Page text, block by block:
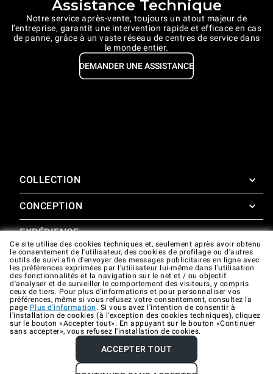
Assistance Technique
Notre service après-vente, toujours un atout majeur de
l'entreprise, garantit une intervention rapide et efficace en cas
de panne, grâce à un vaste réseau de centres de service dans
le monde entier.
DEMANDER UNE ASSISTANCE
COLLECTION
SuperOven
Accessoires
CONCEPTION
Design Lounge
Téléchargements
Galerie
EXPÉRIENCE
SuperOven Experience
Unox Casa App
SOUTIEN
Garantie
Assistance technique
Contacts
Company data Cookie policy
Ce site utilise des cookies techniques et, seulement après avoir obtenu
le consentement de l'utilisateur, des cookies de profilage ou d'autres
outils de suivi afin d'envoyer des messages publicitaires en ligne avec
les préférences exprimées par l'utilisateur lui-même dans l'utilisation
des fonctionnalités et la navigation sur le net et / ou objectif
d'analyser et de surveiller le comportement des visiteurs, y compris
ceux de tiers. Pour plus d'informations et pour personnaliser vos
préférences, même si vous refusez votre consentement, consultez la
page Plus d'information . Si vous avez l'intention de consentir à
l'installation de cookies (à l'exception des cookies techniques), cliquez
sur le bouton «Accepter tout». En appuyant sur le bouton «Continuer
sans accepter», vous refusez l'installation de cookies.
ACCEPTER TOUT